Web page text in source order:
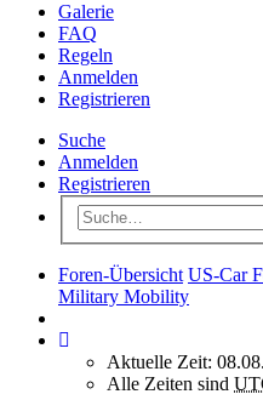
Galerie
FAQ
Regeln
Anmelden
Registrieren
Suche
Anmelden
Registrieren
Foren-Übersicht US-Car
Military Mobility
Aktuelle Zeit:
Alle Zeiten sind